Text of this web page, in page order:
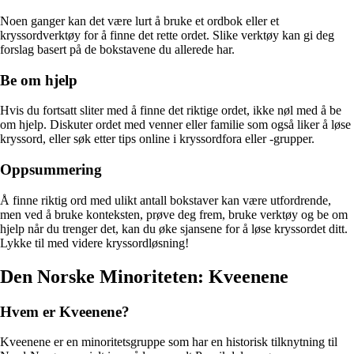
Noen ganger kan det være lurt å bruke et ordbok eller et
kryssordverktøy for å finne det rette ordet. Slike verktøy kan gi deg
forslag basert på de bokstavene du allerede har.
Be om hjelp
Hvis du fortsatt sliter med å finne det riktige ordet, ikke nøl med å be
om hjelp. Diskuter ordet med venner eller familie som også liker å løse
kryssord, eller søk etter tips online i kryssordfora eller -grupper.
Oppsummering
Å finne riktig ord med ulikt antall bokstaver kan være utfordrende,
men ved å bruke konteksten, prøve deg frem, bruke verktøy og be om
hjelp når du trenger det, kan du øke sjansene for å løse kryssordet ditt.
Lykke til med videre kryssordløsning!
Den Norske Minoriteten: Kveenene
Hvem er Kveenene?
Kveenene er en minoritetsgruppe som har en historisk tilknytning til